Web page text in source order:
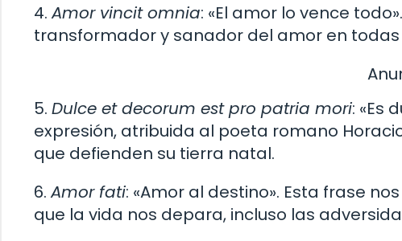
4.Amor vincit omnia: «El amor lo vence
transformador y sanador del amor en
5. Dulce et decorum est pro patria mori: «Es
expresión, atribuida al poeta romano
que defienden su tierra natal.
6.Amor fati: «Amor al destino». Esta frase
que la vida nos depara, incluso las